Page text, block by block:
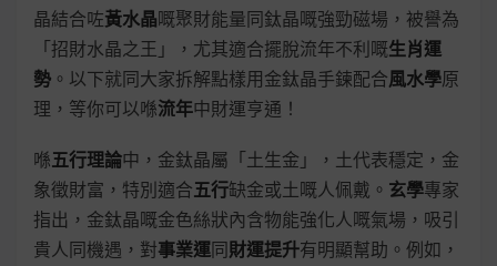
晶結合咗黃水晶嘅聚財能量同鈦晶嘅強勁磁場，被譽為
「招財水晶之王」，尤其適合擺脫流年不利嘅生肖運
勢 。以下就同大家拆解點樣用金鈦晶手鍊配合風水學原
理，等你可以喺流年中財運亨通！
喺五行理論中，金鈦晶屬「土生金」，土代表穩定，金
象徵財富，特別適合五行缺金或土嘅人佩戴。 玄學專家
指出，金鈦晶嘅金色絲狀內含物能強化人嘅氣場，吸引
貴人同機遇，對事業運同財運提升有明顯幫助。例如，